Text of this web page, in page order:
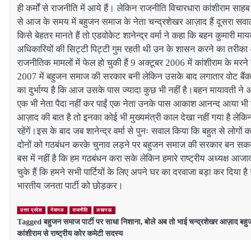
ही कर्मों से राजनीति में आये हैं। लेकिन राजनीति विचारधारा कांशीराम
से आज के समय में बहुजन समाज के नेता चन्द्रशेखर आज़ाद हैं दूसरा
किसे बेहतर मानते हैं तो एडवोकेट शानेन्द्र वर्मा ने कहा कि बहन कुमारी
अधिकारियों की सिट्टी पिट्टी गुम रहती थी उन के शासन करने का
राजनीतिक मामलों में फेल हो चुकी हैं 9 अक्टूबर 2006 में कांशीराम के
2007 में बहुजन समाज की सरकार बनी लेकिन उसके बाद लगातार वोट बैंक
का दुर्भाग्य है कि आज उसके पास ज्यादा कुछ भी नहीं है।बहन मायावती ने
एक भी नेता पैदा नहीं कर पाईं एक नेता उनके पास आकाश आनन्द आया भी
आज़ाद की बात है तो इनका कोई भी मुख्यमंत्री काल देखा नहीं गया है
रहेंगें।इस के बाद जब शानेन्द्र वर्मा से पुनः सवाल किया कि बहुत से लोगों
दोनों को गठबंधन करके चुनाव लड़ने पर बहुजन समाज की सरकार बन
बस में नहीं है कि हम गठबंधन करा सके लेकिन हमारे राष्ट्रीय अध्यक्ष
चुके हैं कि हमने सभी पार्टियों के लिए अपने घर का दरवाजा बड़ा कर
भारतीय जनता पार्टी को छोड़कर।
उत्तर प्रदेश नेशनल राजनीति लखनऊ
Taggedबहुजन समाज पार्टी पर साधा निशाना,बोले अब तो भाई चन्द्रशेखर आज़ाद
कांशीराम से राष्ट्रीय कोर कमेटी सदस्य